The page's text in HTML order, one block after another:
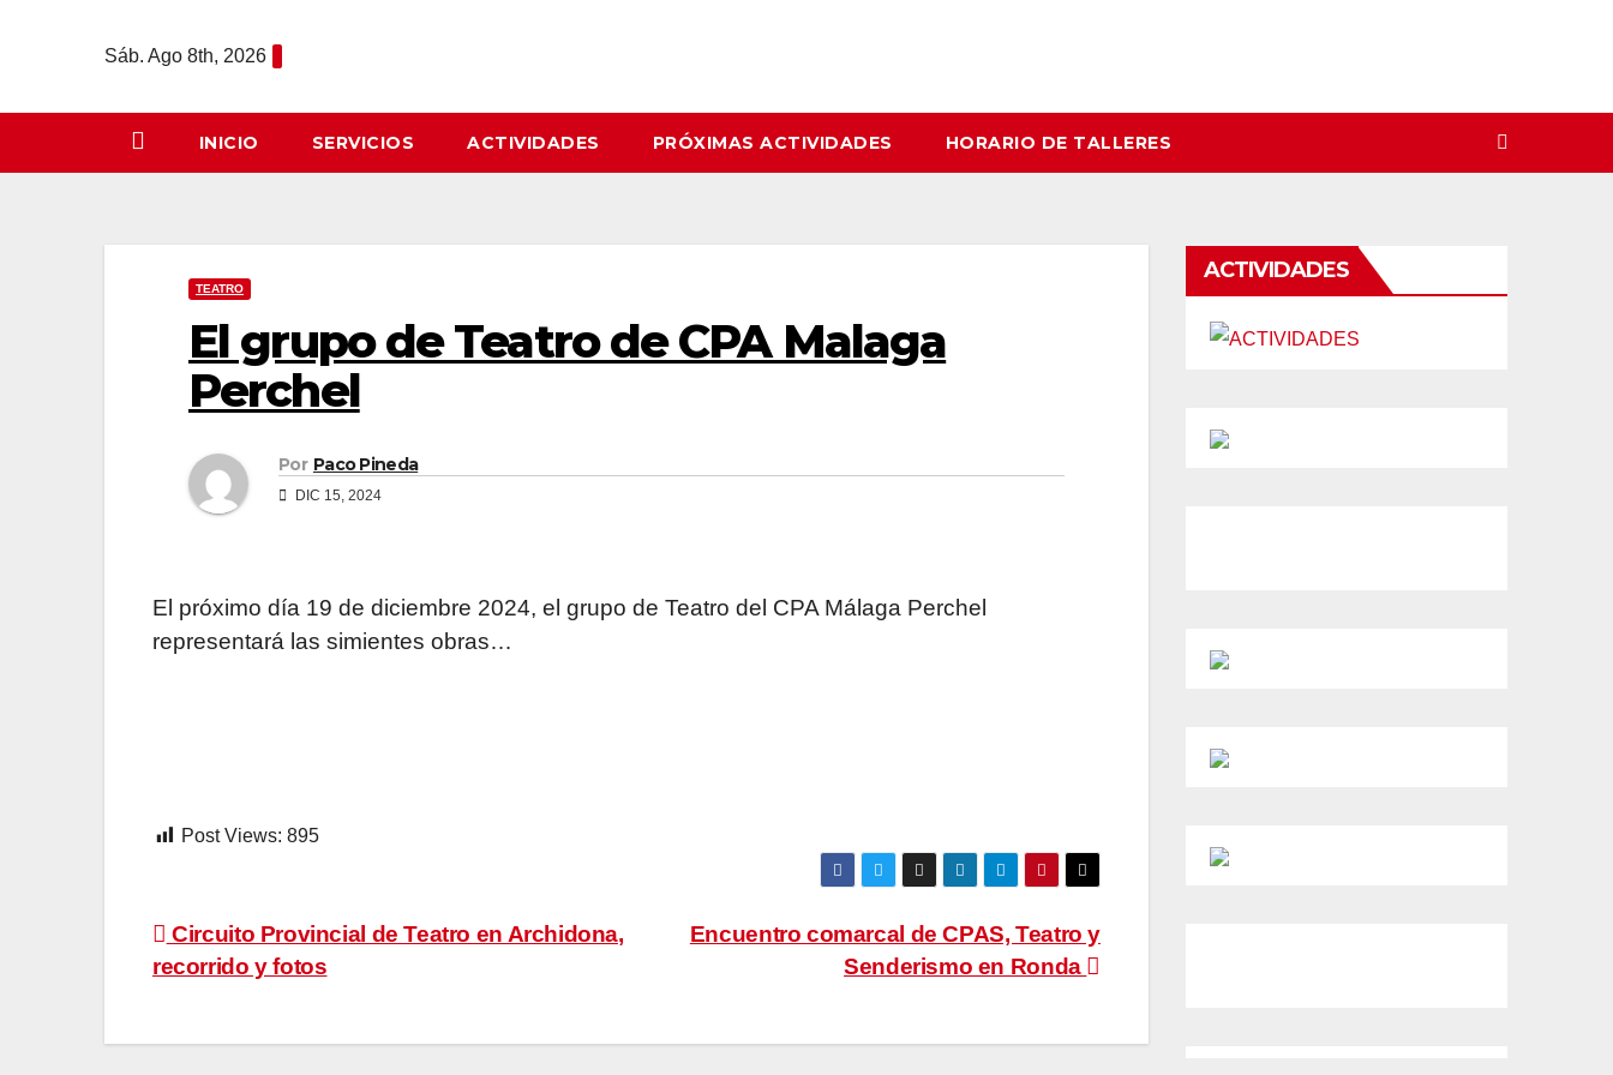
Sáb. Ago 8th, 2026
INICIO SERVICIOS ACTIVIDADES PRÓXIMAS ACTIVIDADES HORARIO DE TALLERES
TEATRO
El grupo de Teatro de CPA Malaga
Perchel
Por Paco Pineda
DIC 15, 2024
El próximo día 19 de diciembre 2024, el grupo de Teatro del CPA Málaga Perchel
representará las simientes obras…
Post Views: 895
Navegación
de
entradas
Encuentro comarcal de CPAS, Teatro y
Senderismo en Ronda
Circuito Provincial de Teatro en Archidona,
recorrido y fotos
ACTIVIDADES